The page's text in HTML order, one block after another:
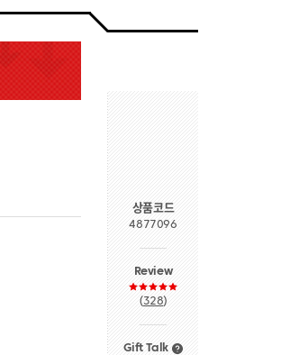
상품코드
4877096
Review
(328)
Gift Talk